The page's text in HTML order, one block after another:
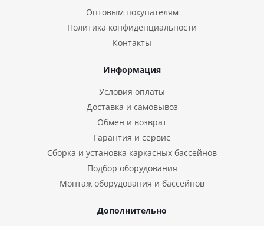
Оптовым покупателям
Политика конфиденциальности
Контакты
Информация
Условия оплаты
Доставка и самовывоз
Обмен и возврат
Гарантия и сервис
Сборка и установка каркасных бассейнов
Подбор оборудования
Монтаж оборудования и бассейнов
Дополнительно